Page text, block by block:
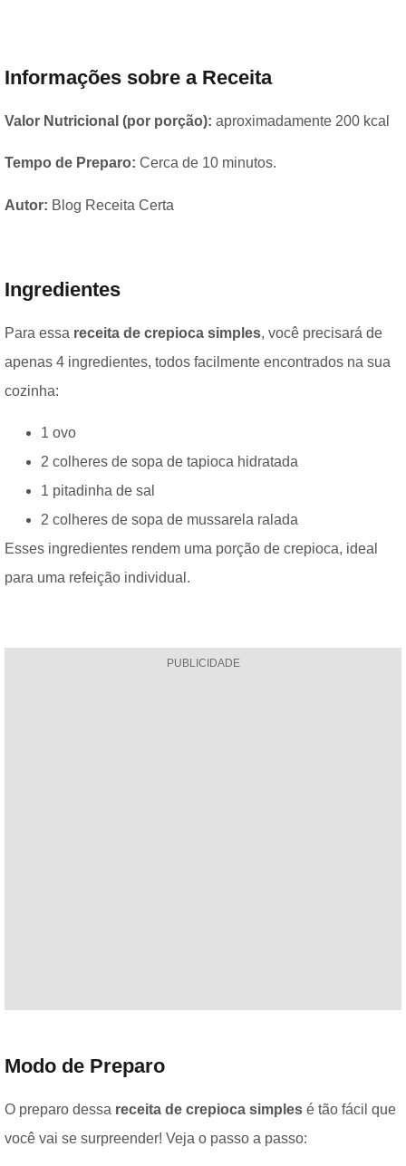
Informações sobre a Receita
Valor Nutricional (por porção): aproximadamente 200 kcal
Tempo de Preparo: Cerca de 10 minutos.
Autor: Blog Receita Certa
Ingredientes
Para essa receita de crepioca simples, você precisará de
apenas 4 ingredientes, todos facilmente encontrados na sua
cozinha:
1 ovo
2 colheres de sopa de tapioca hidratada
1 pitadinha de sal
2 colheres de sopa de mussarela ralada
Esses ingredientes rendem uma porção de crepioca, ideal
para uma refeição individual.
PUBLICIDADE
Modo de Preparo
O preparo dessa receita de crepioca simples é tão fácil que
você vai se surpreender! Veja o passo a passo: